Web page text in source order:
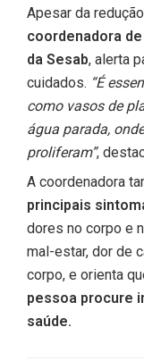
Apesar da
coordenadora
da Sesab, alerta
cuidados. “É
como vasos de
água parada,
proliferam”,
A coordenadora
principais
dores no corpo e
mal-estar, dor de
corpo, e orienta
pessoa procure
saúde.